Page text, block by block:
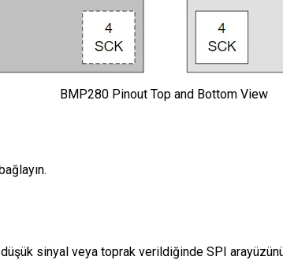
BMP280 Pinout Top and Bottom View
sinyal veya toprak verildiğinde SPI